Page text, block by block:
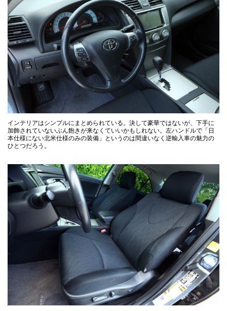
インテリアはシンプルにまとめられている。決して豪華ではないが、下手に
加飾されていないぶん飽きが来なくていいかもしれない。左ハンドルで「日
本仕様にない北米仕様のみの装備」というのは間違いなく逆輸入車の魅力の
ひとつだろう。